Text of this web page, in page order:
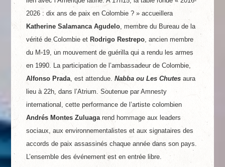
2026 : dix ans de paix en Colombie ? » accueillera
Katherine Salamanca Agudelo, membre du Bureau de la
vérité de Colombie et Rodrigo Restrepo, ancien membre
du M-19, un mouvement de guérilla qui a rendu les armes
en 1990. La participation de l’ambassadeur de Colombie,
Alfonso Prada, est attendue.Nabba ou Les Chutes aura
lieu à 22h, dans l’Atrium. Soutenue par Amnesty
international, cette performance de l’artiste colombien
Andrés Montes Zuluagarend hommage aux leaders
sociaux, aux environnementalistes et aux signataires des
accords de paix assassinés chaque année dans son pays.
L’ensemble des événement est en entrée libre.